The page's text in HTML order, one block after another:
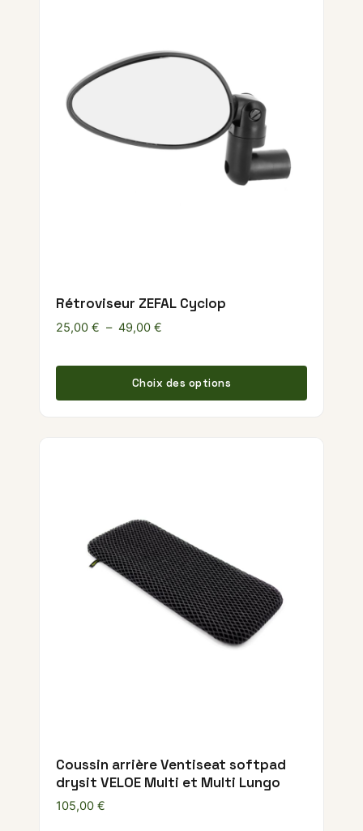
Rétroviseur ZEFAL Cyclop
25,00 € – 49,00 €
Choix des options
Ce
Coussin arrière Ventiseat softpad
drysit VELOE Multi et Multi Lungo
105,00 €